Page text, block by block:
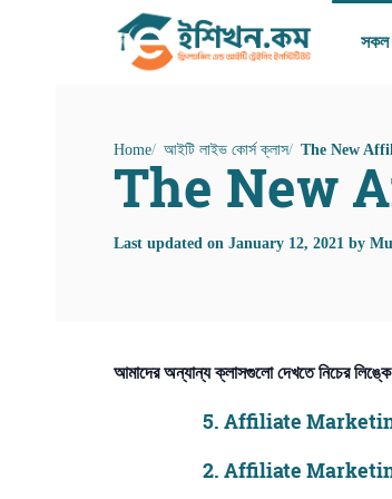
সকল
Home আইটি লাইভ কোর্স ক্লাস The New
The New
Last updated on January 12, 2021 by
আমাদের অন্যান্য ক্লাসগুলো দেখতে নিচের
5. Affiliate
2. Affiliate